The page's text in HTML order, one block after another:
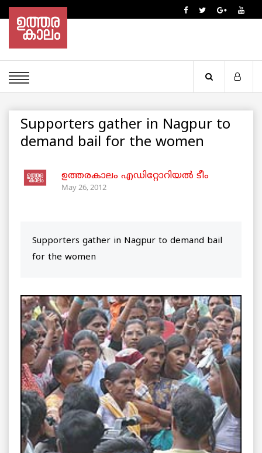
Supporters gather in Nagpur to
demand bail for the women
ഉത്തരകാലം എഡിറ്റോറിയല്‍ ടീം
May 26, 2012
Supporters gather in Nagpur to demand bail
for the women